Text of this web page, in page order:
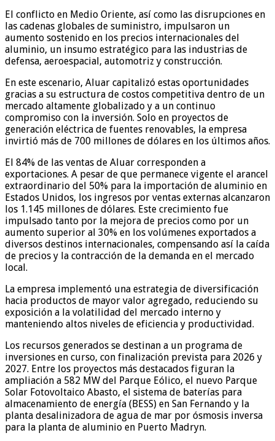
El conflicto en Medio Oriente, así como las disrupciones en
las cadenas globales de suministro, impulsaron un
aumento sostenido en los precios internacionales del
aluminio, un insumo estratégico para las industrias de
defensa, aeroespacial, automotriz y construcción.
En este escenario, Aluar capitalizó estas oportunidades
gracias a su estructura de costos competitiva dentro de un
mercado altamente globalizado y a un continuo
compromiso con la inversión. Solo en proyectos de
generación eléctrica de fuentes renovables, la empresa
invirtió más de 700 millones de dólares en los últimos años.
El 84% de las ventas de Aluar corresponden a
exportaciones. A pesar de que permanece vigente el arancel
extraordinario del 50% para la importación de aluminio en
Estados Unidos, los ingresos por ventas externas alcanzaron
los 1.145 millones de dólares. Este crecimiento fue
impulsado tanto por la mejora de precios como por un
aumento superior al 30% en los volúmenes exportados a
diversos destinos internacionales, compensando así la caída
de precios y la contracción de la demanda en el mercado
local.
La empresa implementó una estrategia de diversificación
hacia productos de mayor valor agregado, reduciendo su
exposición a la volatilidad del mercado interno y
manteniendo altos niveles de eficiencia y productividad.
Los recursos generados se destinan a un programa de
inversiones en curso, con finalización prevista para 2026 y
2027. Entre los proyectos más destacados figuran la
ampliación a 582 MW del Parque Eólico, el nuevo Parque
Solar Fotovoltaico Abasto, el sistema de baterías para
almacenamiento de energía (BESS) en San Fernando y la
planta desalinizadora de agua de mar por ósmosis inversa
para la planta de aluminio en Puerto Madryn.